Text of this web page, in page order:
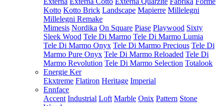
Kotto Kotto Brick Landscape Mapierre Millelegni
Millelegni Remake
Mimesis Nordika On Square Piase Playwood Sixty
Sleek Wood Tele Di Marmo Tele Di Marmo Lumia
Tele Di Marmo Onyx Tele Di Marmo Precious Tele Di
Marmo Pure Onyx Tele Di Marmo Reloaded Tele Di
Marmo Revolution Tele Di Marmo Selection Totalook
Energie Ker
Ekxtreme Flatiron Heritage Imperial
Ennface
Accent Industrial Loft Marble Onix Pattern Stone